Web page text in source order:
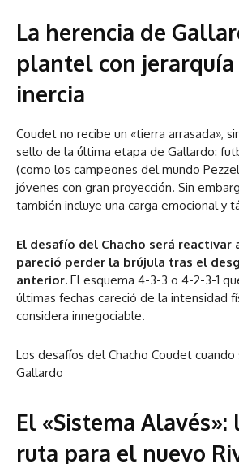
La herencia de
plantel con jerarquía
inercia
Coudet no recibe un «tierra arrasada»,
sello de la última etapa de Gallardo:
(como los campeones del mundo
jóvenes con gran proyección. Sin
también incluye una carga emocional y
El desafío del Chacho será reactivar
pareció perder la brújula tras el
anterior. El esquema 4-3-3 o 4-2-3-1
últimas fechas careció de la intensidad
considera innegociable.
Los desafíos del Chacho Coudet
Gallardo
El «Sistema Alavés»:
ruta para el nuevo